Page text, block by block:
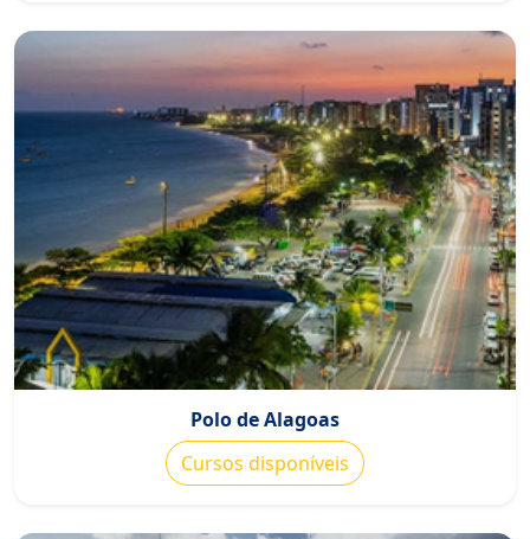
Polo de Alagoas
Cursos disponíveis